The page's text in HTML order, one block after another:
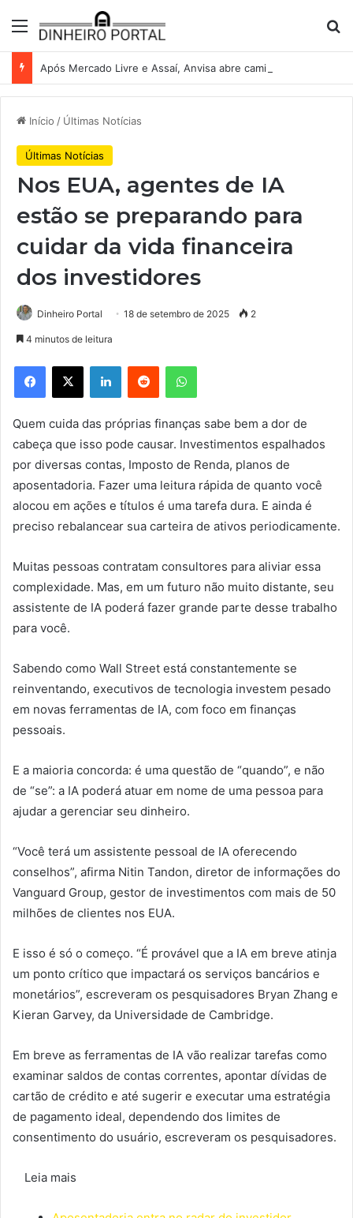
Menu
Início / Últimas Notícias
Últimas Notícias
Nos EUA, agentes de IA
estão se preparando para
cuidar da vida financeira
dos investidores
Dinheiro Portal 18 de setembro de 2025 2
4 minutos de leitura
Facebook
X LinkedinReddit WhatsApp
Quem cuida das próprias finanças sabe bem a dor de
cabeça que isso pode causar. Investimentos espalhados
por diversas contas, Imposto de Renda, planos de
aposentadoria. Fazer uma leitura rápida de quanto você
alocou em ações e títulos é uma tarefa dura. E ainda é
preciso rebalancear sua carteira de ativos periodicamente.
Muitas pessoas contratam consultores para aliviar essa
complexidade. Mas, em um futuro não muito distante, seu
assistente de IA poderá fazer grande parte desse trabalho
para você.
Sabendo como Wall Street está constantemente se
reinventando, executivos de tecnologia investem pesado
em novas ferramentas de IA, com foco em finanças
pessoais.
E a maioria concorda: é uma questão de “quando”, e não
de “se”: a IA poderá atuar em nome de uma pessoa para
ajudar a gerenciar seu dinheiro.
“Você terá um assistente pessoal de IA oferecendo
conselhos”, afirma Nitin Tandon, diretor de informações do
Vanguard Group, gestor de investimentos com mais de 50
milhões de clientes nos EUA.
E isso é só o começo. “É provável que a IA em breve atinja
um ponto crítico que impactará os serviços bancários e
monetários”, escreveram os pesquisadores Bryan Zhang e
Kieran Garvey, da Universidade de Cambridge.
Em breve as ferramentas de IA vão realizar tarefas como
examinar saldos de contas correntes, apontar dívidas de
cartão de crédito e até sugerir e executar uma estratégia
de pagamento ideal, dependendo dos limites de
consentimento do usuário, escreveram os pesquisadores.
Leia mais